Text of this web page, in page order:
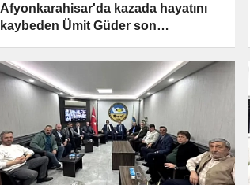
Afyonkarahisar'da kazada hayatını
kaybeden Ümit Güder son